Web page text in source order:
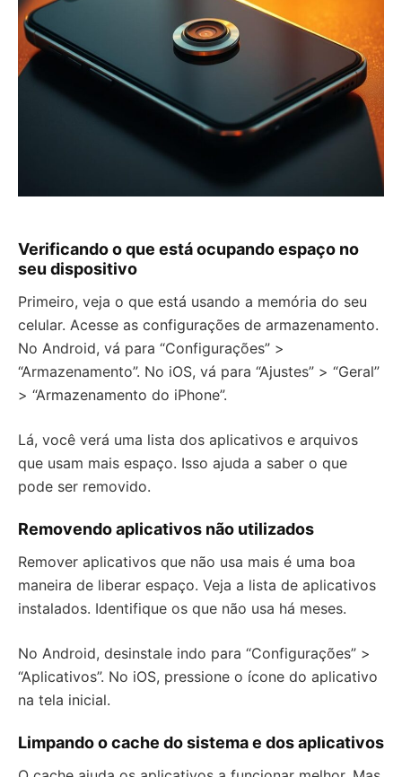
Verificando o que está ocupando espaço no
seu dispositivo
Primeiro, veja o que está usando a memória do seu
celular. Acesse as configurações de armazenamento.
No Android, vá para “Configurações” >
“Armazenamento”. No iOS, vá para “Ajustes” > “Geral”
> “Armazenamento do iPhone”.
Lá, você verá uma lista dos aplicativos e arquivos
que usam mais espaço. Isso ajuda a saber o que
pode ser removido.
Removendo aplicativos não utilizados
Remover aplicativos que não usa mais é uma boa
maneira de liberar espaço. Veja a lista de aplicativos
instalados. Identifique os que não usa há meses.
No Android, desinstale indo para “Configurações” >
“Aplicativos”. No iOS, pressione o ícone do aplicativo
na tela inicial.
Limpando o cache do sistema e dos aplicativos